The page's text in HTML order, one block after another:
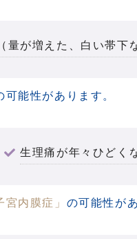
量が増えた、白い帯下
可能性があります。
生理痛が年々ひどく
宮内膜症」 の可能性が